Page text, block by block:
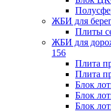
ЖБИ для
Плиты
ЖБИ для
156
Плита
Плита
Блок
Блок
Блок